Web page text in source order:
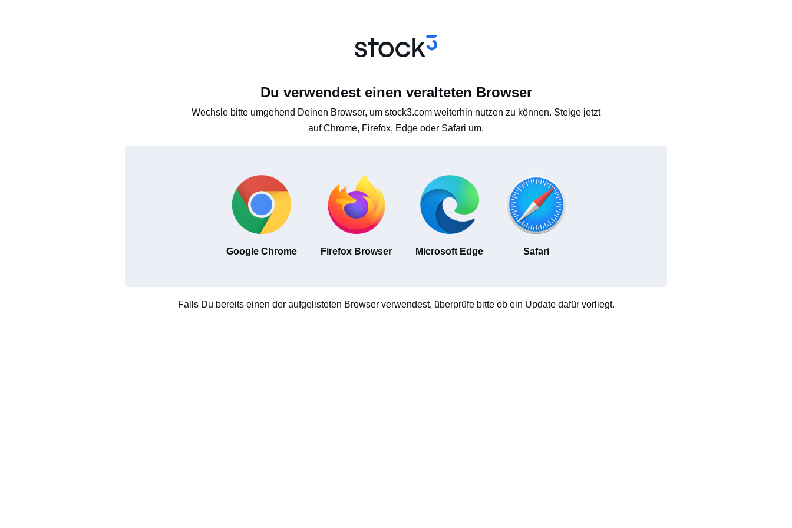
Du verwendest einen veralteten Browser
Wechsle bitte umgehend Deinen Browser, um stock3.com weiterhin nutzen zu können. Steige jetzt
auf Chrome, Firefox, Edge oder Safari um.
Google Chrome Firefox Browser Microsoft Edge Safari
Falls Du bereits einen der aufgelisteten Browser verwendest, überprüfe bitte ob ein Update dafür vorliegt.